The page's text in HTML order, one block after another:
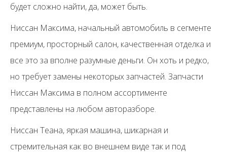
будет сложно найти, да, может быть.
Ниссан Максима, начальный автомобиль в сегменте
премиум, просторный салон, качественная отделка и
все это за вполне разумные деньги. Он хоть и редко,
но требует замены некоторых запчастей. Запчасти
Ниссан Максима в полном ассортименте
представлены на любом авторазборе.
Ниссан Теана, яркая машина, шикарная и
стремительная как во внешнем виде так и под